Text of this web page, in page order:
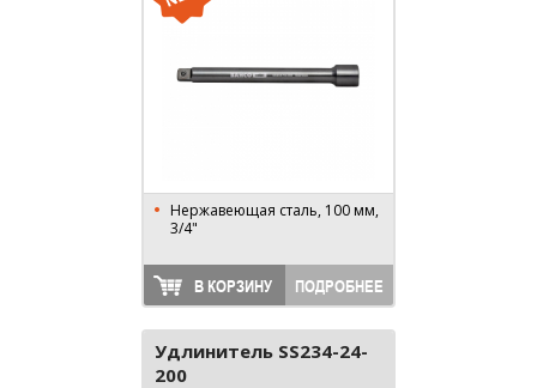
Нержавеющая сталь, 100 мм,
3/4"
В КОРЗИНУ ПОДРОБНЕЕ
Удлинитель SS234-24-
200